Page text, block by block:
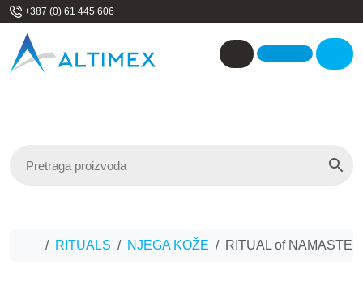
Skip to content
+387 (0) 61 445 606
Account
Home
RITUALS NJEGA KOŽE RITUAL of NAMASTE